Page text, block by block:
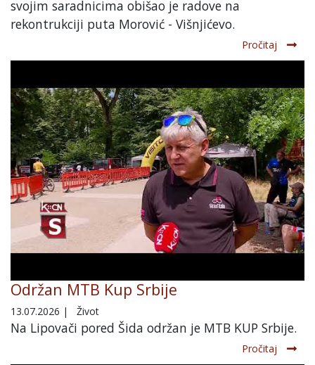
svojim saradnicima obišao je radove na
rekontrukciji puta Morović - Višnjićevo.
Pročitaj
Održan MTB Kup Srbije
13.07.2026 | Život
Na Lipovači pored Šida održan je MTB KUP Srbije.
Pročitaj